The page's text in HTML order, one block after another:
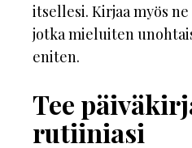
itsellesi. Kirjaa myös
jotka mieluiten
eniten.
Tee
rutiiniasi